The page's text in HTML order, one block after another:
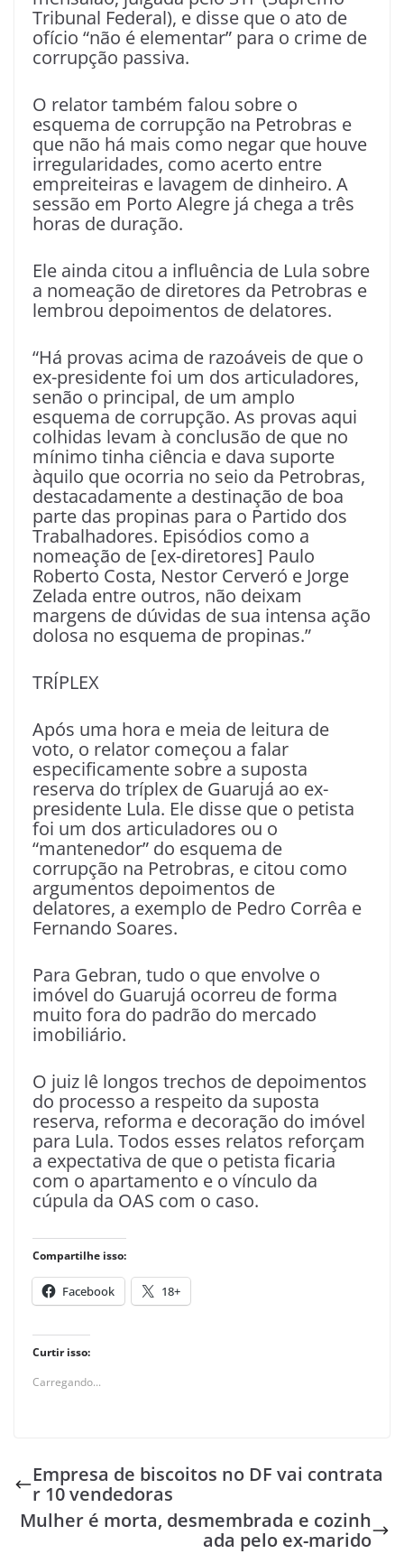
Tribunal Federal), e disse que o ato de
ofício “não é elementar” para o crime de
corrupção passiva.
O relator também falou sobre o
esquema de corrupção na Petrobras e
que não há mais como negar que houve
irregularidades, como acerto entre
empreiteiras e lavagem de dinheiro. A
sessão em Porto Alegre já chega a três
horas de duração.
Ele ainda citou a influência de Lula sobre
a nomeação de diretores da Petrobras e
lembrou depoimentos de delatores.
“Há provas acima de razoáveis de que o
ex-presidente foi um dos articuladores,
senão o principal, de um amplo
esquema de corrupção. As provas aqui
colhidas levam à conclusão de que no
mínimo tinha ciência e dava suporte
àquilo que ocorria no seio da Petrobras,
destacadamente a destinação de boa
parte das propinas para o Partido dos
Trabalhadores. Episódios como a
nomeação de [ex-diretores] Paulo
Roberto Costa, Nestor Cerveró e Jorge
Zelada entre outros, não deixam
margens de dúvidas de sua intensa ação
dolosa no esquema de propinas.”
TRÍPLEX
Após uma hora e meia de leitura de
voto, o relator começou a falar
especificamente sobre a suposta
reserva do tríplex de Guarujá ao ex-
presidente Lula. Ele disse que o petista
foi um dos articuladores ou o
“mantenedor” do esquema de
corrupção na Petrobras, e citou como
argumentos depoimentos de
delatores, a exemplo de Pedro Corrêa e
Fernando Soares.
Para Gebran, tudo o que envolve o
imóvel do Guarujá ocorreu de forma
muito fora do padrão do mercado
imobiliário.
O juiz lê longos trechos de depoimentos
do processo a respeito da suposta
reserva, reforma e decoração do imóvel
para Lula. Todos esses relatos reforçam
a expectativa de que o petista ficaria
com o apartamento e o vínculo da
cúpula da OAS com o caso.
Compartilhe isso:
Facebook 18+
Curtir isso:
Carregando...
Empresa de biscoitos no DF vai contrata
r 10 vendedoras
Mulher é morta, desmembrada e cozinh
ada pelo ex-marido